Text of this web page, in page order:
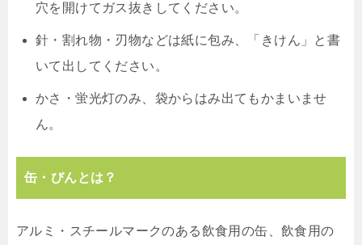
穴を開けてガス抜きしてください。
針・割れ物・刃物などは紙に包み、「きけん」と書
いて出してください。
かさ・蛍光灯のみ、袋からはみ出てもかまいませ
ん。
缶・びんとは？
アルミ・スチールマークのある飲食用の缶、飲食用の